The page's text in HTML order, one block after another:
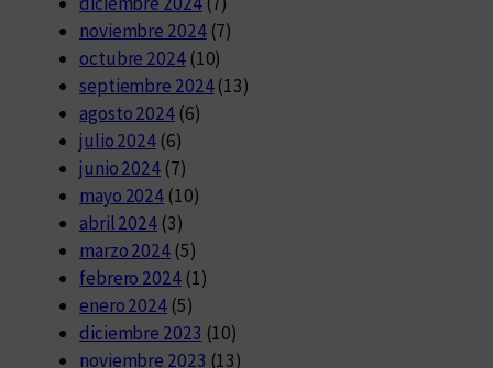
noviembre 2024(7)
octubre 2024(10)
septiembre 2024(13)
agosto 2024(6)
julio 2024 (6)
junio 2024 (7)
mayo 2024 (10)
abril 2024 (3)
marzo 2024 (5)
febrero 2024(1)
enero 2024 (5)
diciembre 2023 (10)
noviembre 2023 (13)